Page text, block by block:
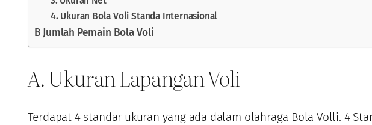
4. Ukuran Bola Voli Standa Internasional
B Jumlah Pemain Bola Voli
A. Ukuran Lapangan Voli
Terdapat 4 standar ukuran yang ada dalam olahraga Bola Volli. 4